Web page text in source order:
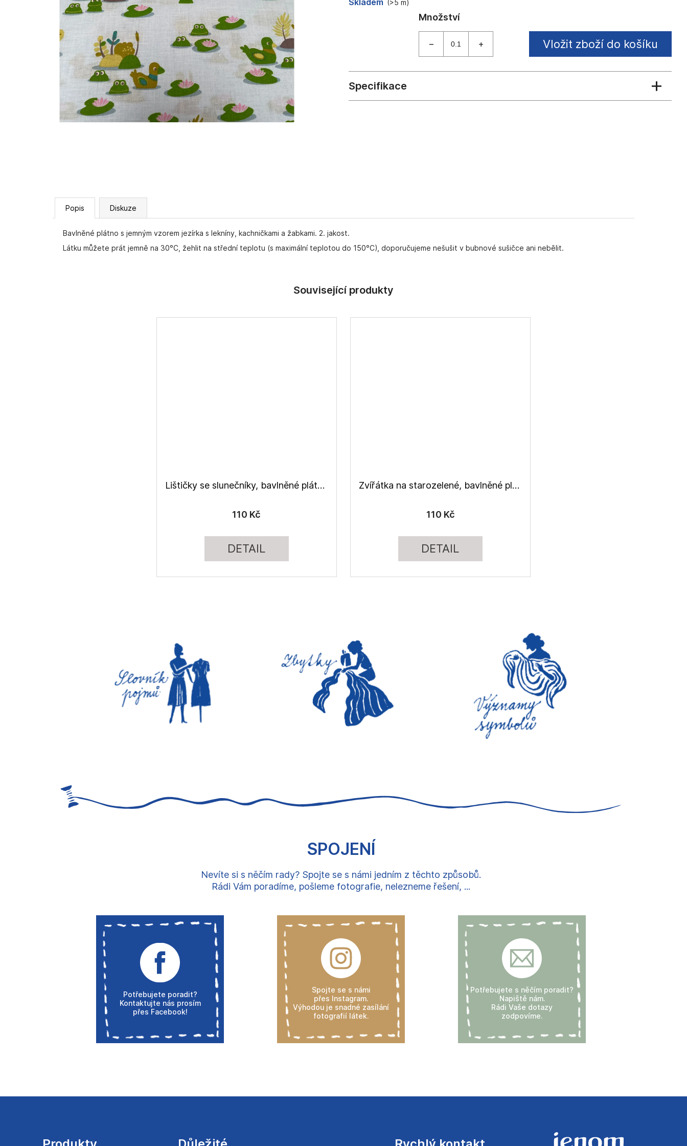
Skladem (>5 m)
Vložit zboží do košíku
Popis Diskuze
Bavlněné plátno s jemným vzorem jezírka s lekníny, kachničkami a žabkami. 2. jakost.
Látku můžete prát jemně na 30°C, žehlit na střední teplotu (s maximální teplotou do 150°C), doporučujeme nešušit v bubnové sušičce ani nebělit.
Lištičky se slunečníky, bavlněné plátno
110 Kč
DETAIL
Zvířátka na starozelené, bavlněné plátno
110 Kč
DETAIL
SPOJENÍ
Nevíte si s něčím rady? Spojte se s námi jedním z těchto způsobů.
Rádi Vám poradíme, pošleme fotografie, nelezneme řešení, ...
Potřebujete poradit?
Kontaktujte nás prosím
přes Facebook!
Spojte se s námi
přes Instagram.
Výhodou je snadné zasílání
fotografií látek.
Potřebujete s něčím poradit?
Napiště nám.
Rádi Vaše dotazy
zodpovíme.